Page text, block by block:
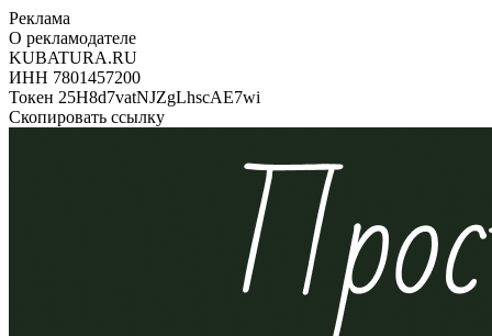
Реклама
О рекламодателе
KUBATURA.RU
ИНН 7801457200
Токен 25H8d7vatNJZgLhscAE7wi
Скопировать ссылку